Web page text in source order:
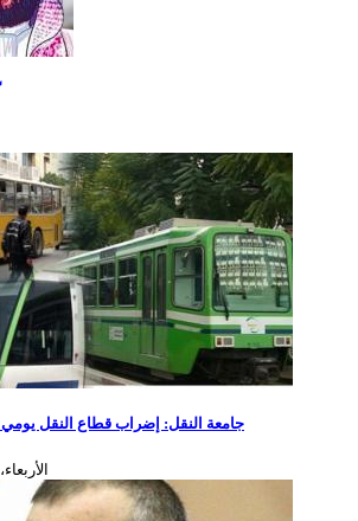
جامعة النقل: إضراب قطاع النقل يومي 25 و26 جانفي مازال قائما
الأربعاء، 28 ديسمبر، 2022 - 11:23